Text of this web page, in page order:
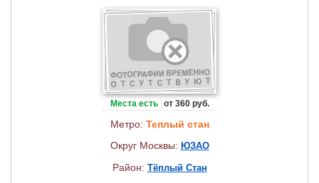
Места есть от 360 руб.
Метро: Теплый стан
Округ Москвы: ЮЗАО
Район: Тёплый Стан